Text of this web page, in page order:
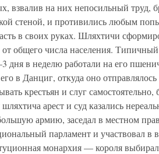
взвалив на них непосильный труд,
стеной, и противились любым
в своих руках. Шляхтичи
общего числа населения.
дня в неделю работали на его
в Данциг, откуда оно
крестьян и слуг самостоятельно,
арест и суд казались
армию, заседал в местном
парламент и участвовал
монархия — короля